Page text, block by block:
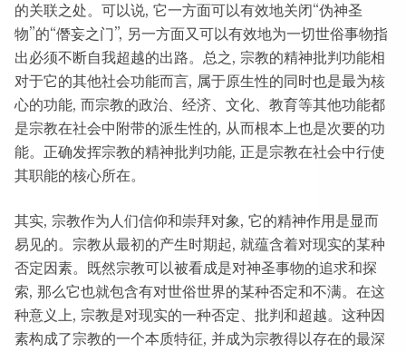
的关联之处。可以说, 它一方面可以有效地关闭“伪神圣
物”的“僭妄之门”, 另一方面又可以有效地为一切世俗事物指
出必须不断自我超越的出路。总之, 宗教的精神批判功能相
对于它的其他社会功能而言, 属于原生性的同时也是最为核
心的功能, 而宗教的政治、经济、文化、教育等其他功能都
是宗教在社会中附带的派生性的, 从而根本上也是次要的功
能。正确发挥宗教的精神批判功能, 正是宗教在社会中行使
其职能的核心所在。
其实, 宗教作为人们信仰和崇拜对象, 它的精神作用是显而
易见的。宗教从最初的产生时期起, 就蕴含着对现实的某种
否定因素。既然宗教可以被看成是对神圣事物的追求和探
索, 那么它也就包含有对世俗世界的某种否定和不满。在这
种意义上, 宗教是对现实的一种否定、批判和超越。这种因
素构成了宗教的一个本质特征, 并成为宗教得以存在的最深